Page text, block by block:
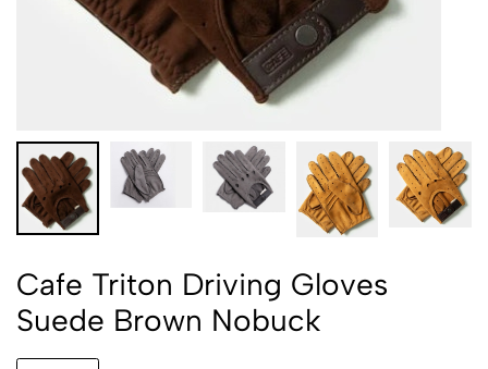
Cafe Triton Driving Gloves
Suede Brown Nobuck